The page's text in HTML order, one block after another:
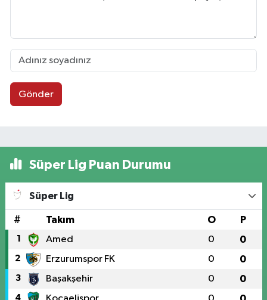
Gönder
Süper Lig Puan Durumu
Süper Lig
# Takım O P
1 Amed 0 0
2 Erzurumspor FK 0 0
3 Başakşehir 0 0
4